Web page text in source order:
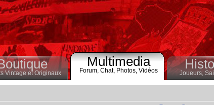
Vintage et Originaux
Multimedia
Forum, Chat, Photos, Vidéos Joueurs,